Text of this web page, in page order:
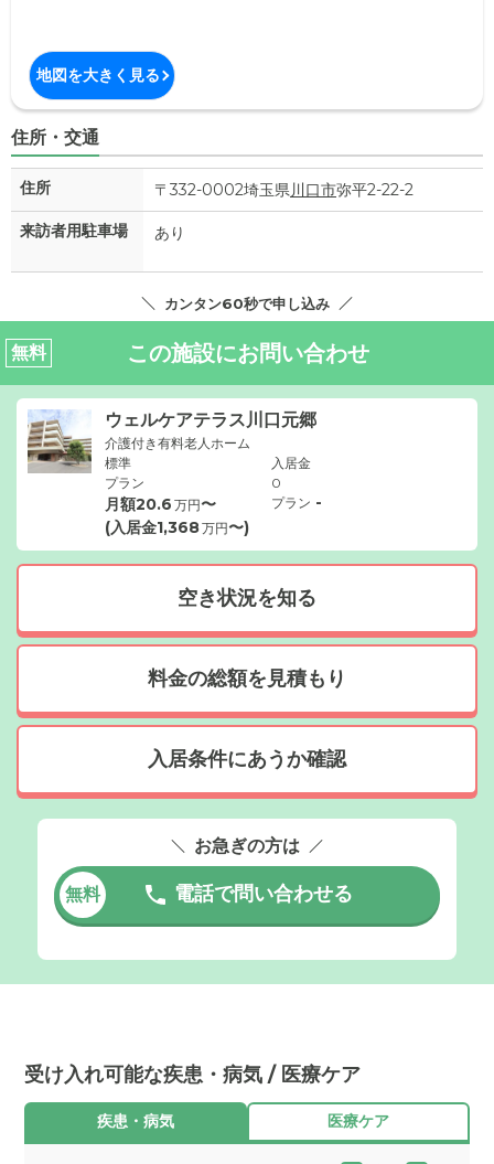
地図を大きく見る
住所・交通
住所 〒332-0002埼玉県川口市弥平2-22-2
来訪者用駐車場 あり
カンタン60秒で申し込み
無料 この施設にお問い合わせ
ウェルケアテラス川口元郷
介護付き有料老人ホーム
標準
プラン
月額20.6 万円〜
(入居金1,368万円〜)
入居金
0
プラン -
空き状況を知る
料金の総額を見積もり
入居条件にあうか確認
お急ぎの方は
無料 電話で問い合わせる
受け入れ可能な疾患・病気 / 医療ケア
疾患・病気 医療ケア